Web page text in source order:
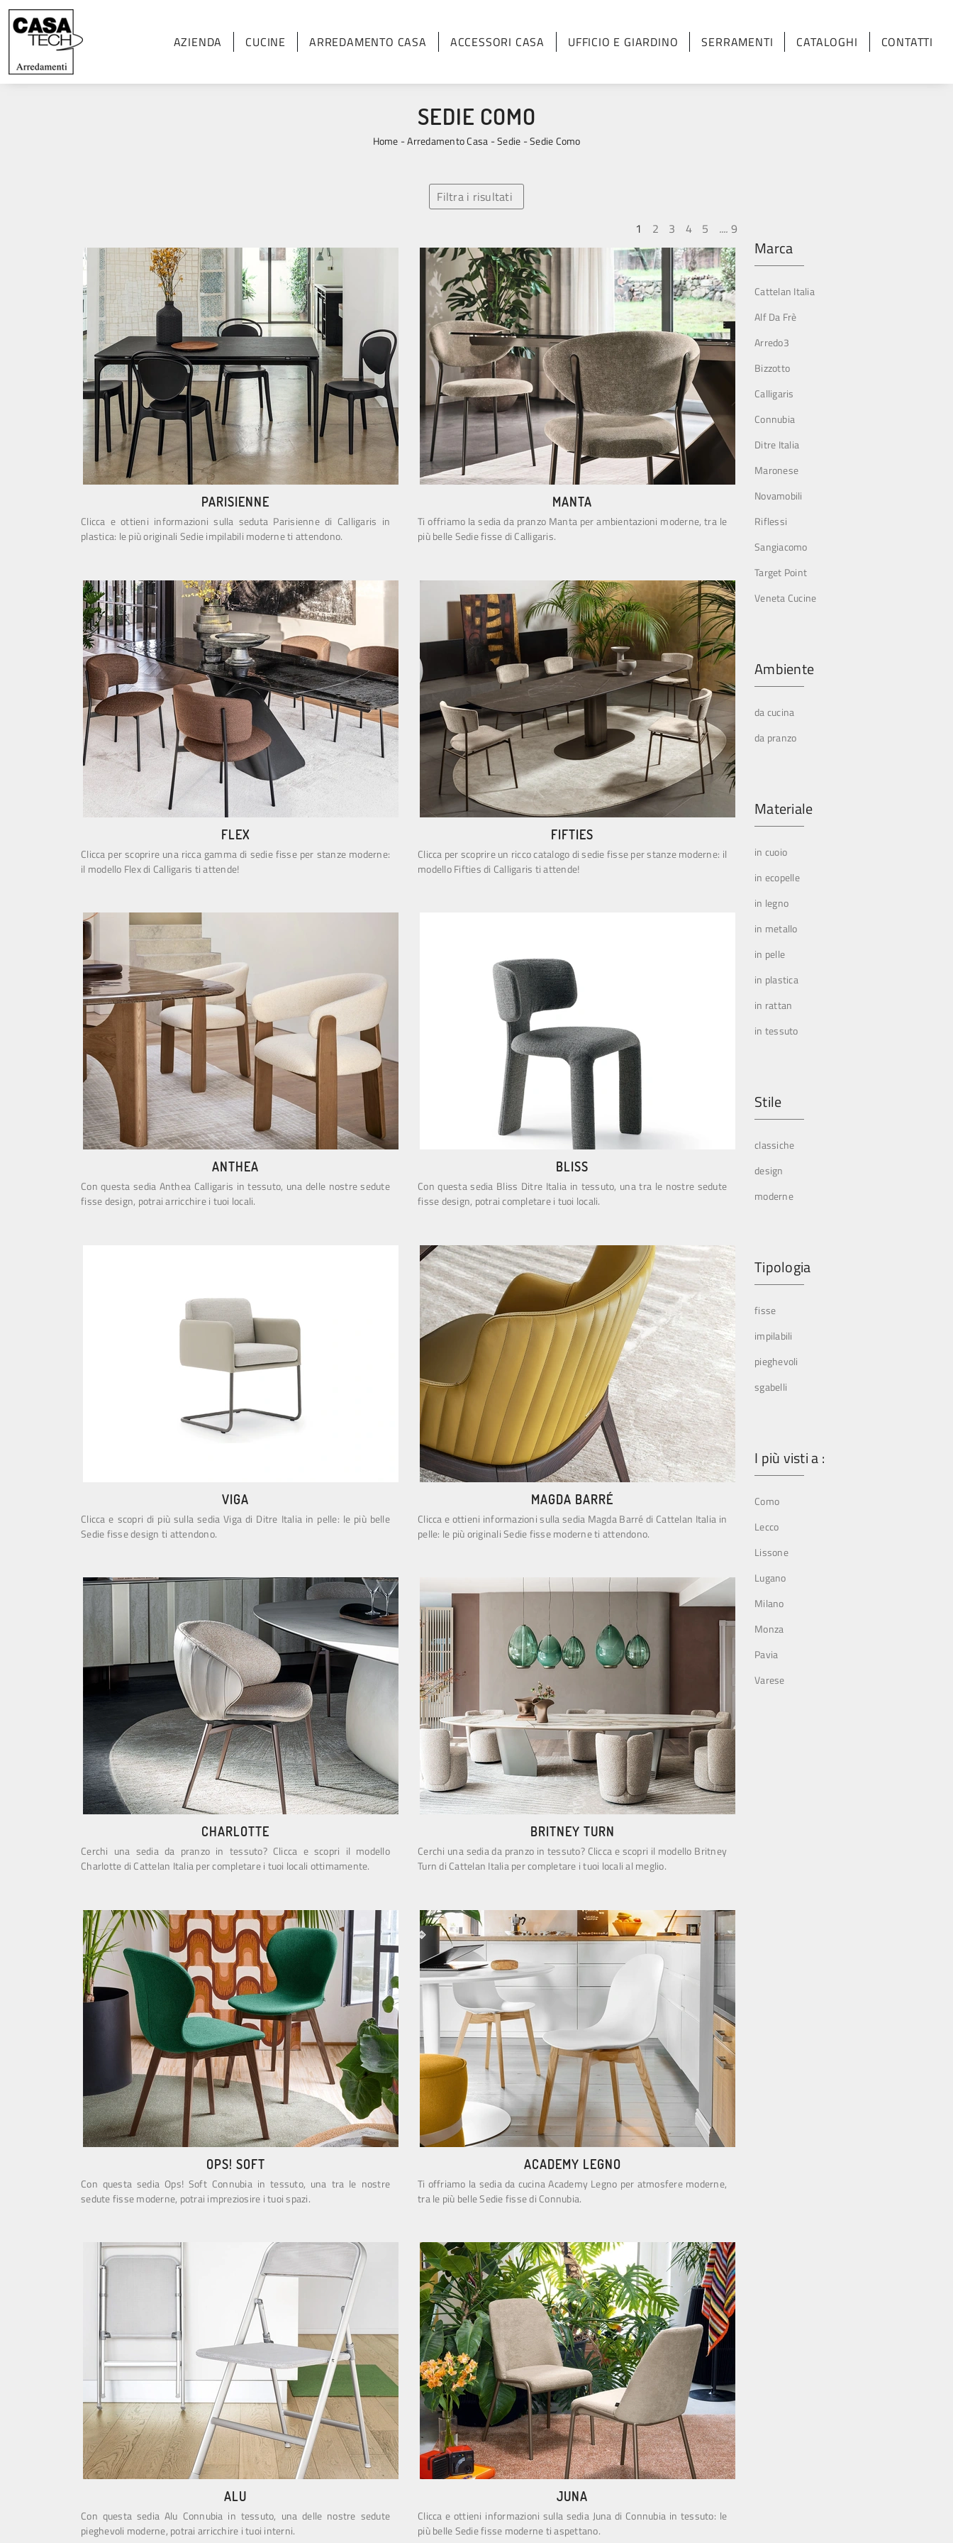
AZIENDA CUCINE ARREDAMENTO CASA ACCESSORI CASA UFFICIO E GIARDINO SERRAMENTI CATALOGHI CONTATTI
SEDIE COMO
Home -Arredamento Casa -Sedie -Sedie Como
Filtra i risultati
1
2 3 4 5 .... 9
PARISIENNE
Clicca e ottieni informazioni sulla seduta Parisienne di Calligaris in
plastica: le più originali Sedie impilabili moderne ti attendono.
MANTA
Ti offriamo la sedia da pranzo Manta per ambientazioni moderne, tra le
più belle Sedie fisse di Calligaris.
FLEX
Clicca per scoprire una ricca gamma di sedie fisse per stanze moderne:
il modello Flex di Calligaris ti attende!
FIFTIES
Clicca per scoprire un ricco catalogo di sedie fisse per stanze moderne: il
modello Fifties di Calligaris ti attende!
ANTHEA
Con questa sedia Anthea Calligaris in tessuto, una delle nostre sedute
fisse design, potrai arricchire i tuoi locali.
BLISS
Con questa sedia Bliss Ditre Italia in tessuto, una tra le nostre sedute
fisse design, potrai completare i tuoi locali.
VIGA
Clicca e scopri di più sulla sedia Viga di Ditre Italia in pelle: le più belle
Sedie fisse design ti attendono.
MAGDA BARRÉ
Clicca e ottieni informazioni sulla sedia Magda Barré di Cattelan Italia in
pelle: le più originali Sedie fisse moderne ti attendono.
CHARLOTTE
Cerchi una sedia da pranzo in tessuto? Clicca e scopri il modello
Charlotte di Cattelan Italia per completare i tuoi locali ottimamente.
BRITNEY TURN
Cerchi una sedia da pranzo in tessuto? Clicca e scopri il modello Britney
Turn di Cattelan Italia per completare i tuoi locali al meglio.
OPS! SOFT
Con questa sedia Ops! Soft Connubia in tessuto, una tra le nostre
sedute fisse moderne, potrai impreziosire i tuoi spazi.
ACADEMY LEGNO
Ti offriamo la sedia da cucina Academy Legno per atmosfere moderne,
tra le più belle Sedie fisse di Connubia.
ALU
Con questa sedia Alu Connubia in tessuto, una delle nostre sedute
pieghevoli moderne, potrai arricchire i tuoi interni.
JUNA
Clicca e ottieni informazioni sulla sedia Juna di Connubia in tessuto: le
più belle Sedie fisse moderne ti aspettano.
Marca
Cattelan Italia
Alf Da Frè
Arredo3
Bizzotto
Calligaris
Connubia
Ditre Italia
Maronese
Novamobili
Riflessi
Sangiacomo
Target Point
Veneta Cucine
Ambiente
da cucina
da pranzo
Materiale
in cuoio
in ecopelle
in legno
in metallo
in pelle
in plastica
in rattan
in tessuto
Stile
classiche
design
moderne
Tipologia
fisse
impilabili
pieghevoli
sgabelli
I più visti a :
Como
Lecco
Lissone
Lugano
Milano
Monza
Pavia
Varese